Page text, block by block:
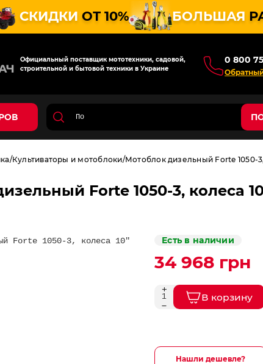
СКИДКИ ОТ 10% БОЛЬШАЯ
Официальный поставщик мототехники, садовой,
строительной и бытовой техники в Украине
0 800
Культиваторы и мотоблоки Мотоблок дизельный Forte 1050-
Forte 1050-3, колеса
Есть в наличии
34 968 грн
В корзину
Нашли дешевле?